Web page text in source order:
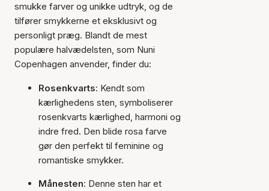
smukke farver og unikke udtryk, og de
tilfører smykkerne et eksklusivt og
personligt præg. Blandt de mest
populære halvædelsten, som Nuni
Copenhagen anvender, finder du:
Rosenkvarts: Kendt som
kærlighedens sten, symboliserer
rosenkvarts kærlighed, harmoni og
indre fred. Den blide rosa farve
gør den perfekt til feminine og
romantiske smykker.
Månesten: Denne sten har et